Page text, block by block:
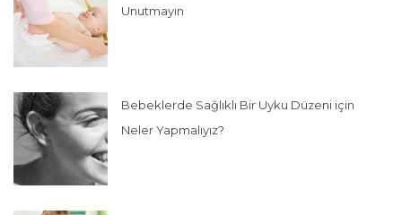
Unutmayın
Bebeklerde Sağlıklı Bir Uyku Düzeni için
Neler Yapmalıyız?